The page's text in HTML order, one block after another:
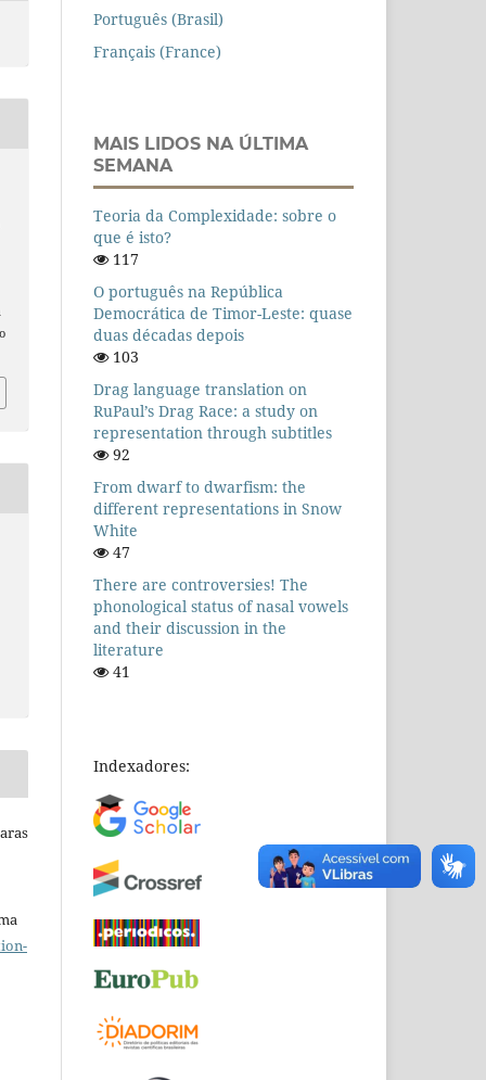
Português (Brasil)
Français (France)
MAIS LIDOS NA ÚLTIMA
SEMANA
Teoria da Complexidade: sobre o
que é isto?
117
O português na República
Democrática de Timor-Leste: quase
duas décadas depois
103
Drag language translation on
RuPaul’s Drag Race: a study on
representation through subtitles
92
From dwarf to dwarfism: the
different representations in Snow
White
47
There are controversies! The
phonological status of nasal vowels
and their discussion in the
literature
41
Indexadores: